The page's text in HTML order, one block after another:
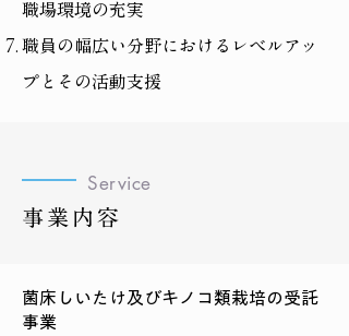
職場環境の充実
職員の幅広い分野におけるレベルアッ
プとその活動支援
Service
事業内容
菌床しいたけ及びキノコ類栽培の受託
事業